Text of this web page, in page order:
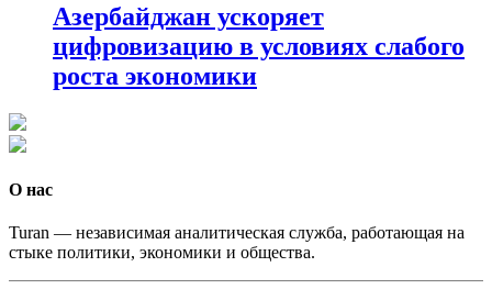
Азербайджан ускоряет
цифровизацию в условиях слабого
роста экономики
О нас
Turan — независимая аналитическая служба, работающая на
стыке политики, экономики и общества.